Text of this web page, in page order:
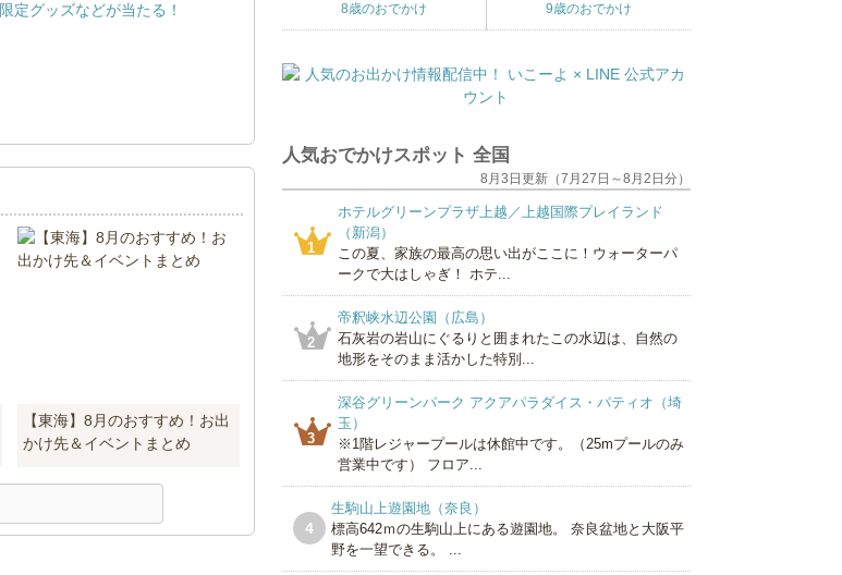
限定グッズなどが当たる！
【東海】8月のおすすめ！お出
かけ先＆イベントまとめ
8歳のおでかけ 9歳のおでかけ
人気おでかけスポット 全国
8月3日更新（7月27日～8月2日分）
1
ホテルグリーンプラザ上越／上越国際プレイランド
（新潟）
この夏、家族の最高の思い出がここに！ウォーターパ
ークで大はしゃぎ！ ホテ...
2
帝釈峡水辺公園（広島）
石灰岩の岩山にぐるりと囲まれたこの水辺は、自然の
地形をそのまま活かした特別...
3
深谷グリーンパーク アクアパラダイス・パティオ（埼
玉）
※1階レジャープールは休館中です。（25mプールのみ
営業中です） フロア...
4
生駒山上遊園地（奈良）
標高642ｍの生駒山上にある遊園地。 奈良盆地と大阪平
野を一望できる。 ...